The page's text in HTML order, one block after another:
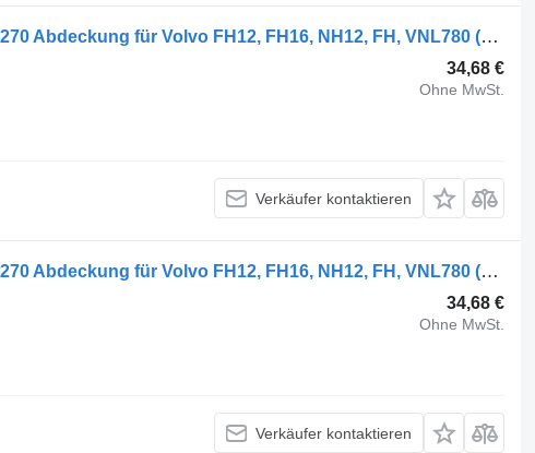
Volvo FH12 2-seeria (01.02-) 868270 Abdeckung für Volvo FH12, FH16, NH12, FH, VNL780 (1993-2014) Sattelzugmaschine
34,68 €
Ohne MwSt.
Verkäufer kontaktieren
Volvo FH12 2-seeria (01.02-) 868270 Abdeckung für Volvo FH12, FH16, NH12, FH, VNL780 (1993-2014) Sattelzugmaschine
34,68 €
Ohne MwSt.
Verkäufer kontaktieren